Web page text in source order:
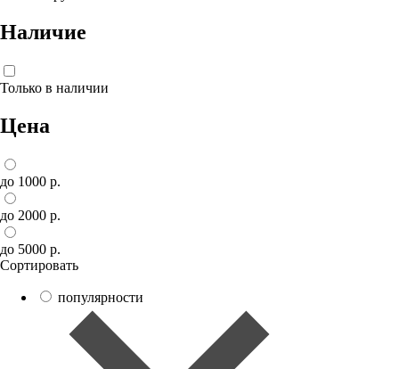
Наличие
Только в наличии
Цена
до 1000 р.
до 2000 р.
до 5000 р.
Сортировать
популярности